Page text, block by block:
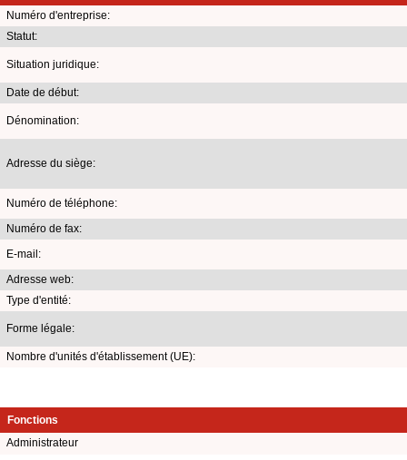
Numéro d'entreprise:
Statut:
Situation juridique:
Date de début:
Dénomination:
Adresse du siège:
Numéro de téléphone:
Numéro de fax:
E-mail:
Adresse web:
Type d'entité:
Forme légale:
Nombre d'unités d'établissement (UE):
Fonctions
Administrateur